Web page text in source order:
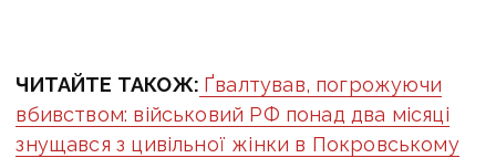
ЧИТАЙТЕ ТАКОЖ: Ґвалтував, погрожуючи
вбивством: військовий РФ понад два місяці
знущався з цивільної жінки в Покровському